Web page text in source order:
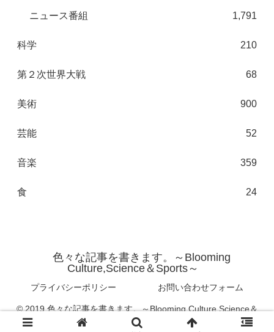
ニュース番組 1,791
科学 210
第２次世界大戦 68
美術 900
芸能 52
音楽 359
食 24
色々な記事を書きます。～Blooming
Culture,Science＆Sports～
プライバシーポリシー お問い合わせフォーム
© 2019 色々な記事を書きます。～Blooming Culture,Science＆
Sports～.